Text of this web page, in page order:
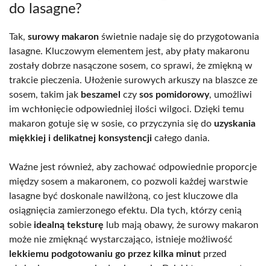
do lasagne?
Tak, surowy makaron świetnie nadaje się do przygotowania
lasagne. Kluczowym elementem jest, aby płaty makaronu
zostały dobrze nasączone sosem, co sprawi, że zmiękną w
trakcie pieczenia. Ułożenie surowych arkuszy na blaszce ze
sosem, takim jak beszamel czy sos pomidorowy, umożliwi
im wchłonięcie odpowiedniej ilości wilgoci. Dzięki temu
makaron gotuje się w sosie, co przyczynia się do uzyskania
miękkiej i delikatnej konsystencji całego dania.
Waźne jest również, aby zachować odpowiednie proporcje
między sosem a makaronem, co pozwoli każdej warstwie
lasagne być doskonale nawilżoną, co jest kluczowe dla
osiągnięcia zamierzonego efektu. Dla tych, którzy cenią
sobie idealną teksturę lub mają obawy, że surowy makaron
może nie zmięknąć wystarczająco, istnieje możliwość
lekkiemu podgotowaniu go przez kilka minut przed